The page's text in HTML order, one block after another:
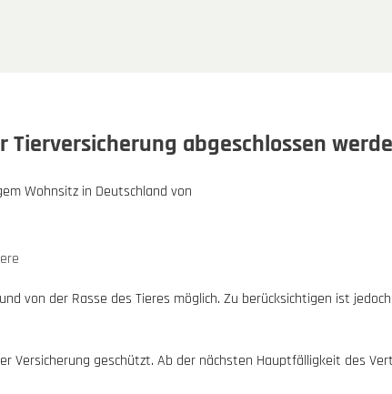
abgeschlossen
Wohnsitz in Deutschland von
von der Rasse des Tieres möglich. Zu berücksichtigen ist
geschützt. Ab der nächsten Hauptfälligkeit des